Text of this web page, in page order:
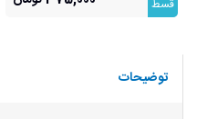
قسط
توضیحات